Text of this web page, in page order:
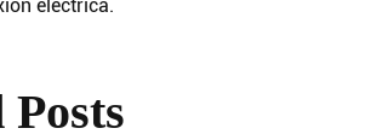
eléctrica.